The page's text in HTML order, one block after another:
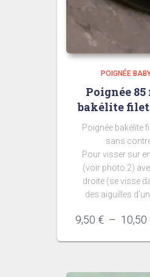
POIGNÉE
Poignée 85
bakélite
Poignée bakélite
sans
Pour visser sur
(voir photo 2)
droite (se visse
des aiguilles
9,50 € – 10,50